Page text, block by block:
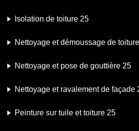
Isolation de toiture 25
Nettoyage et démoussage de
Nettoyage et pose de gouttière 25
Nettoyage et ravalement de façade
Peinture sur tuile et toiture 25